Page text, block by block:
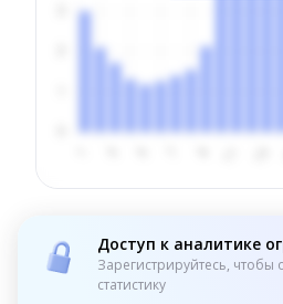
Доступ к аналитике
Зарегистрируйтесь,
статистику